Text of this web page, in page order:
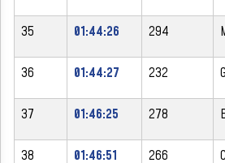
35 01:44:26 294
36 01:44:27 232
37 01:46:25 278
38 01:46:51 266